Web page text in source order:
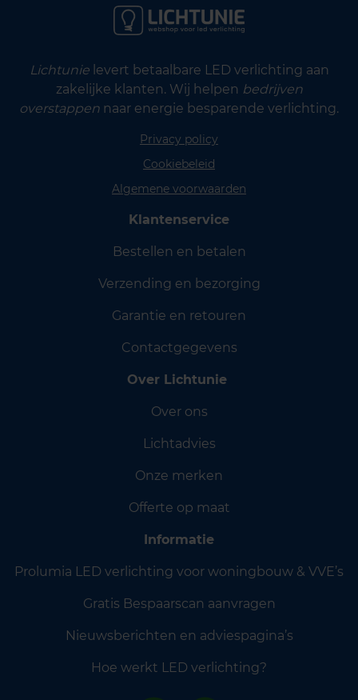
Lichtunielevert betaalbare LED verlichting aan
zakelijke klanten. Wij helpen bedrijven
overstappen naar energie besparende verlichting.
Privacy policy
Cookiebeleid
Algemene voorwaarden
Klantenservice
Bestellen en betalen
Verzending en bezorging
Garantie en retouren
Contactgegevens
Over Lichtunie
Over ons
Lichtadvies
Onze merken
Offerte op maat
Informatie
Prolumia LED verlichting voor woningbouw & VVE’s
Gratis Bespaarscan aanvragen
Nieuwsberichten en adviespagina’s
Hoe werkt LED verlichting?